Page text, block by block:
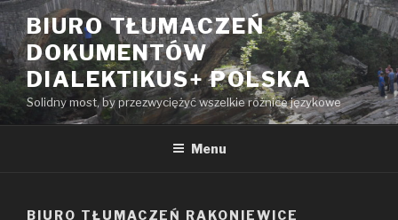
Przeskocz
do
treści
BIURO TŁUMACZEŃ
DOKUMENTÓW
DIALEKTIKUS+ POLSKA
Solidny most, by przezwyciężyć wszelkie różnice językowe
Menu
BIURO TŁUMACZEŃ RAKONIEWICE